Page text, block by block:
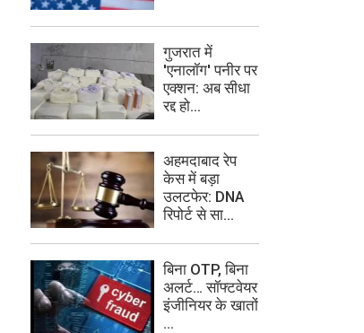
गुजरात में
'एनालॉग' पनीर पर
एक्शन: अब सीधा
रद्द हो...
अहमदाबाद रेप
केस में बड़ा
उलटफेर: DNA
रिपोर्ट से सा...
बिना OTP, बिना
अलर्ट… सॉफ्टवेयर
इंजीनियर के खातों
...